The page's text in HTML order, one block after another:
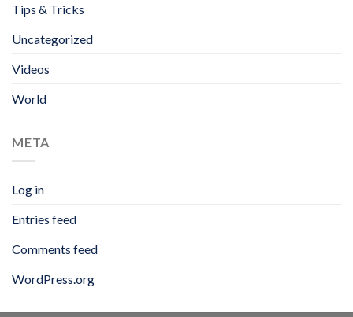
Tips & Tricks
Uncategorized
Videos
World
META
Log in
Entries feed
Comments feed
WordPress.org